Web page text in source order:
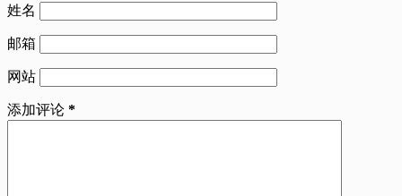
姓名
邮箱
网站
添加评论 *